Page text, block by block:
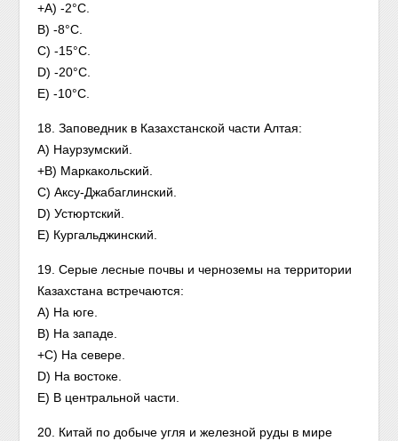
+A) -2°С.
B) -8°С.
C) -15°С.
D) -20°С.
E) -10°С.
18. Заповедник в Казахстанской части Алтая:
А) Наурзумский.
+B) Маркакольский.
C) Аксу-Джабаглинский.
D) Устюртский.
E) Кургальджинский.
19. Серые лесные почвы и черноземы на территории
Казахстана встречаются:
A) На юге.
B) На западе.
+C) На севере.
D) На востоке.
E) В центральной части.
20. Китай по добыче угля и железной руды в мире